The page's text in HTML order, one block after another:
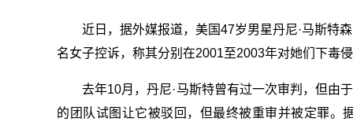
近日，据外媒报道，美国47岁男星丹尼·马斯特
名女子控诉，称其分别在2001至2003年对她们下毒
去年10月，丹尼·马斯特曾有过一次审判，但由
的团队试图让它被驳回，但最终被重审并被定罪。